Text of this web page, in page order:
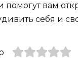
помогут вам
себя и